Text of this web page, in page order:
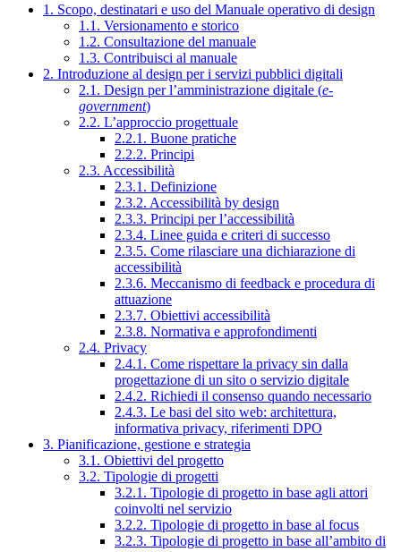
1. Scopo, destinatari e uso del Manuale operativo di design
1.1. Versionamento e storico
1.2. Consultazione del manuale
1.3. Contribuisci al manuale
2. Introduzione al design per i servizi pubblici digitali
2.1. Design per l’amministrazione digitale (e-
government)
2.2. L’approccio progettuale
2.2.1. Buone pratiche
2.2.2. Principi
2.3. Accessibilità
2.3.1. Definizione
2.3.2. Accessibilità by design
2.3.3. Principi per l’accessibilità
2.3.4. Linee guida e criteri di successo
2.3.5. Come rilasciare una dichiarazione di
accessibilità
2.3.6. Meccanismo di feedback e procedura di
attuazione
2.3.7. Obiettivi accessibilità
2.3.8. Normativa e approfondimenti
2.4. Privacy
2.4.1. Come rispettare la privacy sin dalla
progettazione di un sito o servizio digitale
2.4.2. Richiedi il consenso quando necessario
2.4.3. Le basi del sito web: architettura,
informativa privacy, riferimenti DPO
3. Pianificazione, gestione e strategia
3.1. Obiettivi del progetto
3.2. Tipologie di progetti
3.2.1. Tipologie di progetto in base agli attori
coinvolti nel servizio
3.2.2. Tipologie di progetto in base al focus
3.2.3. Tipologie di progetto in base all’ambito di